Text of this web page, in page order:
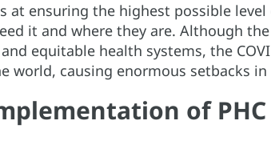
at ensuring the highest possible
it and where they are. Although
equitable health systems, the
causing enormous setbacks
of